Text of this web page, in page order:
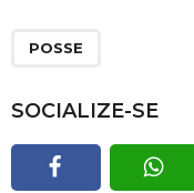
POSSE
SOCIALIZE-SE